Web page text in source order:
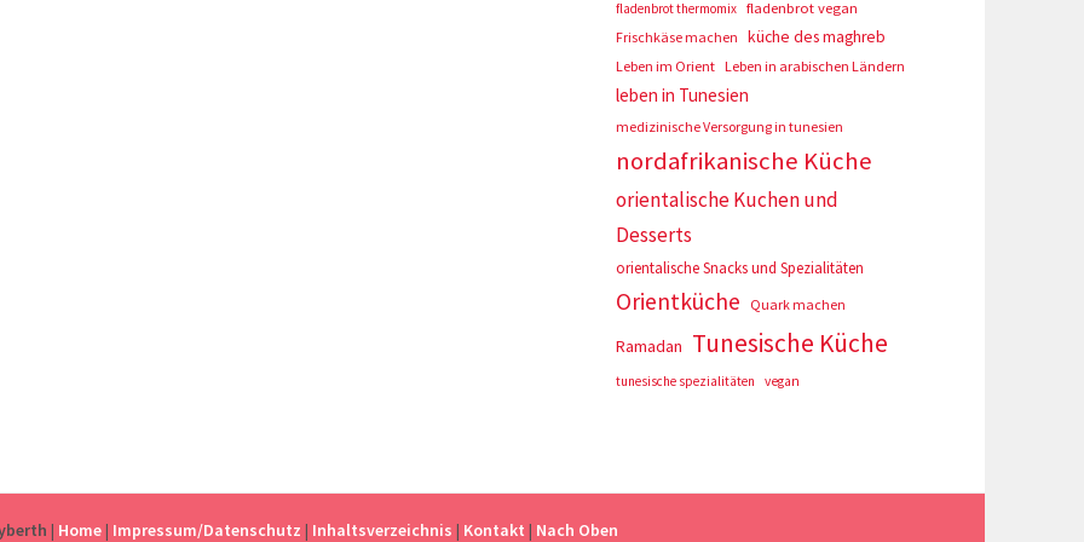
fladenbrot thermomix fladenbrot vegan
Frischkäse machen küche des maghreb
Leben im Orient Leben in arabischen Ländern
leben in Tunesien
medizinische Versorgung in tunesien
nordafrikanische Küche
orientalische Kuchen und
Desserts
orientalische Snacks und Spezialitäten
Orientküche Quark machen
Ramadan Tunesische Küche
tunesische spezialitäten vegan
| Home| Impressum/Datenschutz | Inhaltsverzeichnis | Kontakt | Nach Oben